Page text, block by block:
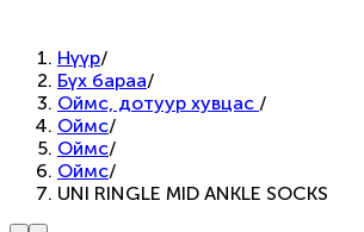
Нүүр/
Бүх бараа/
Оймс, дотуур хувцас /
Оймс/
Оймс/
Оймс/
UNI RINGLE MID ANKLE SOCKS